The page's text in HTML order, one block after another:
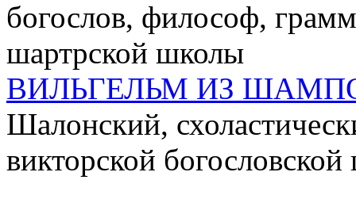
богослов, философ,
шартрской школы
ВИЛЬГЕЛЬМ ИЗ
Шалонский,
викторской